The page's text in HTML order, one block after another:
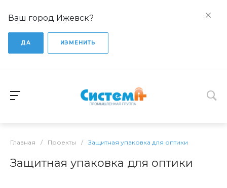
Ваш город Ижевск?
ДА ИЗМЕНИТЬ
Главная / Проекты / Защитная упаковка для оптики
Защитная упаковка для оптики